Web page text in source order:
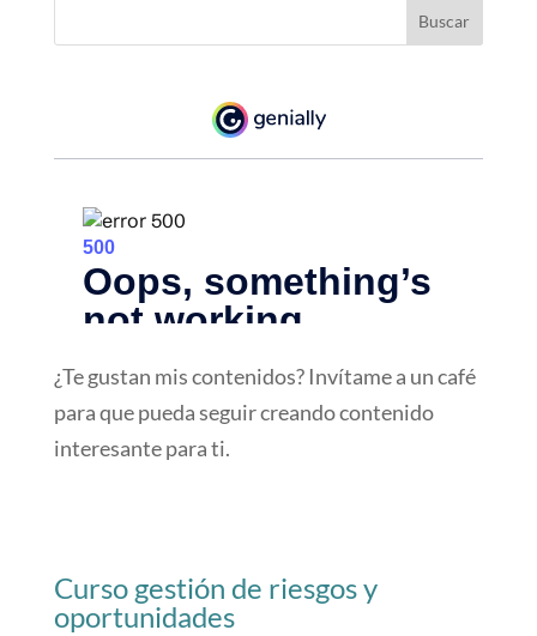
¿Te gustan mis contenidos? Invítame a un café
para que pueda seguir creando contenido
interesante para ti.
Curso gestión de riesgos y
oportunidades